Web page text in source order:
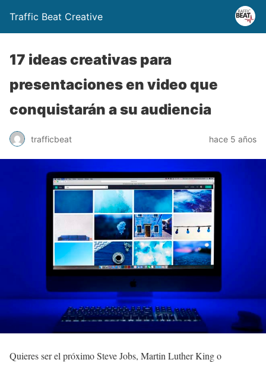
Traffic Beat Creative
17 ideas creativas para
presentaciones en video que
conquistarán a su audiencia
trafficbeat hace 5 años
Quieres ser el próximo Steve Jobs, Martin Luther King o